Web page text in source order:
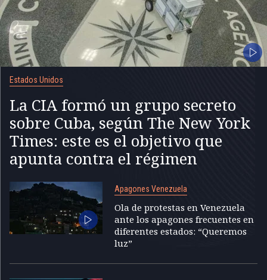
Estados Unidos
La CIA formó un grupo secreto
sobre Cuba, según The New York
Times: este es el objetivo que
apunta contra el régimen
Apagones Venezuela
Ola de protestas en Venezuela
ante los apagones frecuentes en
diferentes estados: “Queremos
luz”